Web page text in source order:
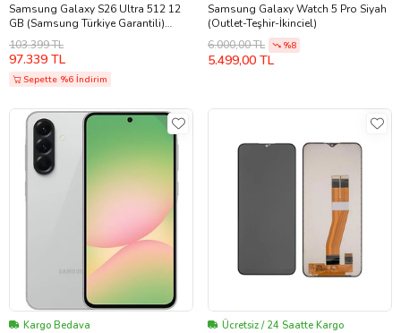
Samsung Galaxy S26 Ultra 512 12
GB (Samsung Türkiye Garantili)
Beyaz
103.399 TL
97.339 TL
Sepette %6 İndirim
Samsung Galaxy Watch 5 Pro Siyah
(Outlet-Teşhir-İkinciel)
6.000,00 TL
%8
5.499,00 TL
Kargo Bedava Ücretsiz / 24 Saatte Kargo